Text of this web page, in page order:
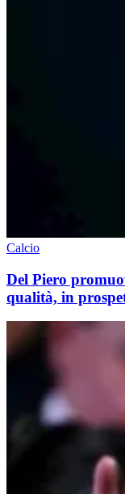
Calcio
Del Piero
qualità, in